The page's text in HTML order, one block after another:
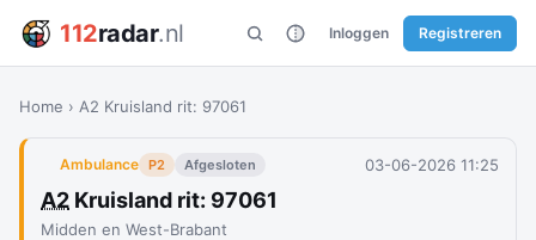
112radar.nl Inloggen Registreren
Home › A2 Kruisland rit: 97061
Ambulance P2 Afgesloten 03-06-2026 11:25
A2 Kruisland rit: 97061
Midden en West-Brabant